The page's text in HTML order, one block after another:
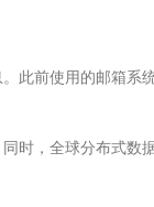
此前使用的邮箱系
时，全球分布式数